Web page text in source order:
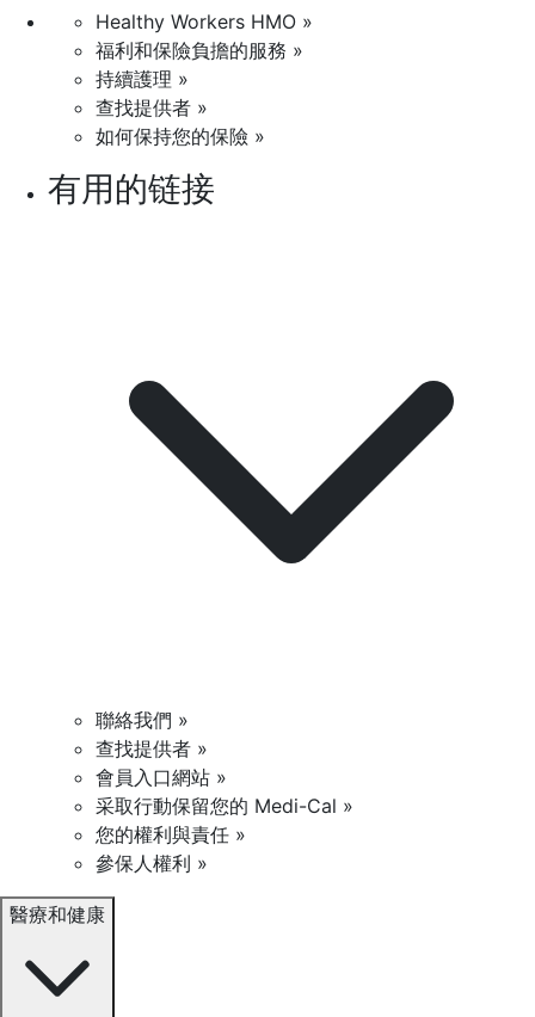
Healthy Workers HMO »
福利和保險負擔的服務 »
持續護理 »
查找提供者 »
如何保持您的保險 »
有用的链接
聯絡我們 »
查找提供者 »
會員入口網站 »
采取行動保留您的 Medi-Cal »
您的權利與責任 »
參保人權利 »
醫療和健康